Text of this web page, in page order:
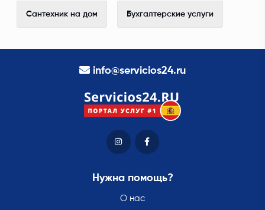
Сантехник на дом Бухгалтерские услуги
info@servicios24.ru
Нужна помощь?
О нас